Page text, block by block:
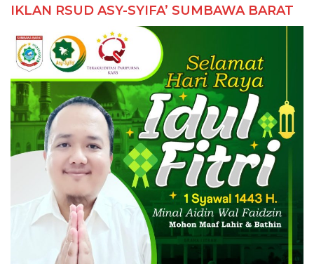
IKLAN RSUD ASY-SYIFA’ SUMBAWA BARAT